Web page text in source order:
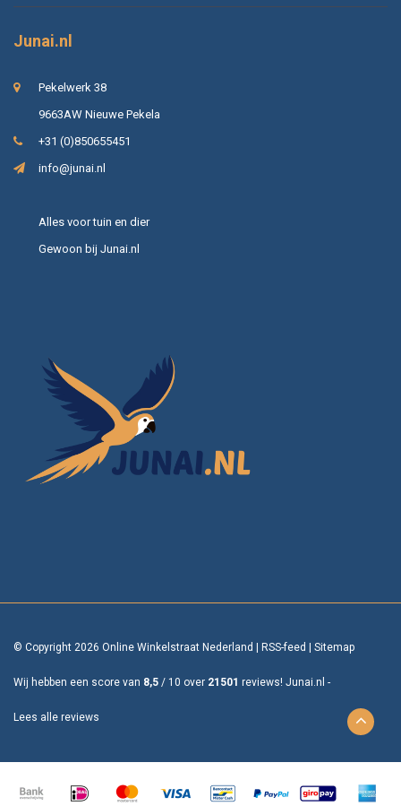
Junai.nl
Pekelwerk 38
9663AW Nieuwe Pekela
+31 (0)850655451
info@junai.nl
Alles voor tuin en dier
Gewoon bij Junai.nl
© Copyright 2026 Online Winkelstraat Nederland | RSS-feed | Sitemap
Wij hebben een score van 8,5 / 10 over 21501 reviews! Junai.nl -
Lees alle reviews